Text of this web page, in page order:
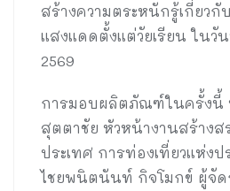
สร้างความตระหนักรู้เกี่ยวกั
แสงแดดตั้งแต่วัยเรียน ในวั
2569
การมอบผลิตภัณฑ์ในครั้งนี้
สุตตาชัย หัวหน้างานสร้าง
ประเทศ การท่องเที่ยวแห่งป
ไชยพนิตนันท์ กิจโมกข์ ผู้จัด